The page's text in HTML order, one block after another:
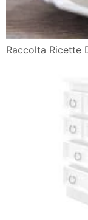
Raccolta Ricette